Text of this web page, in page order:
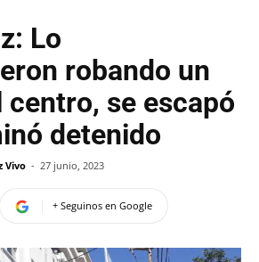
Lo
robando un
centro, se escapó
detenido
Vivo - 27 junio, 2023
+ Seguinos en Google